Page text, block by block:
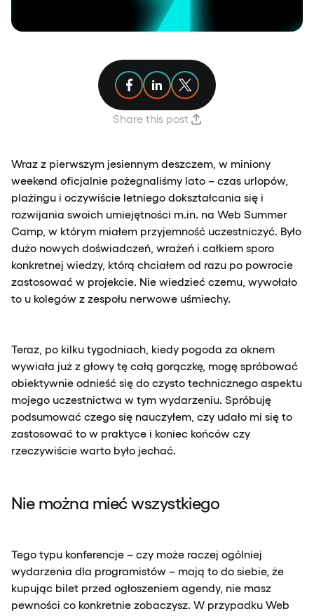
Share this post
Share article on Facebook
Share article on Linkedin
Share article on X
Wraz z pierwszym jesiennym deszczem, w miniony
weekend oficjalnie pożegnaliśmy lato – czas urlopów,
plażingu i oczywiście letniego dokształcania się i
rozwijania swoich umiejętności m.in. na Web Summer
Camp, w którym miałem przyjemność uczestniczyć. Było
dużo nowych doświadczeń, wrażeń i całkiem sporo
konkretnej wiedzy, którą chciałem od razu po powrocie
zastosować w projekcie. Nie wiedzieć czemu, wywołało
to u kolegów z zespołu nerwowe uśmiechy.
Teraz, po kilku tygodniach, kiedy pogoda za oknem
wywiała już z głowy tę całą gorączkę, mogę spróbować
obiektywnie odnieść się do czysto technicznego aspektu
mojego uczestnictwa w tym wydarzeniu. Spróbuję
podsumować czego się nauczyłem, czy udało mi się to
zastosować to w praktyce i koniec końców czy
rzeczywiście warto było jechać.
Nie można mieć wszystkiego
Tego typu konferencje – czy może raczej ogólniej
wydarzenia dla programistów – mają to do siebie, że
kupując bilet przed ogłoszeniem agendy, nie masz
pewności co konkretnie zobaczysz. W przypadku Web